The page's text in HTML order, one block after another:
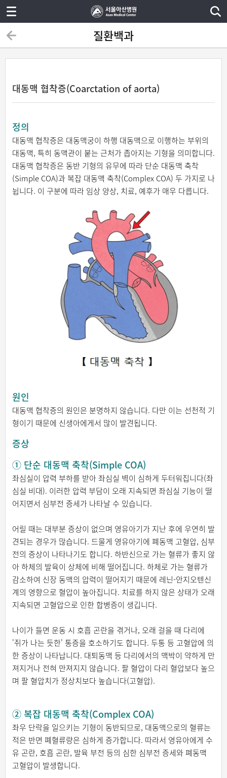
질환백과
대동맥 협착증(Coarctation of aorta)
정의
대동맥 협착증은 대동맥궁이 하행 대동맥으로 이행하는 부위의
대동맥, 특히 동맥관이 붙는 근처가 좁아지는 기형을 의미합니다.
대동맥 협착증은 동반 기형의 유무에 따라 단순 대동맥 축착
(Simple COA)과 복잡 대동맥 축착(Complex COA) 두 가지로 나
뉩니다. 이 구분에 따라 임상 양상, 치료, 예후가 매우 다릅니다.
원인
대동맥 협착증의 원인은 분명하지 않습니다. 다만 이는 선천적 기
형이기 때문에 신생아에게서 많이 발견됩니다.
증상
① 단순 대동맥 축착(Simple COA)
좌심실이 압력 부하를 받아 좌심실 벽이 심하게 두터워집니다(좌
심실 비대). 이러한 압력 부담이 오래 지속되면 좌심실 기능이 떨
어지면서 심부전 증세가 나타날 수 있습니다.
어릴 때는 대부분 증상이 없으며 영유아기가 지난 후에 우연히 발
견되는 경우가 많습니다. 드물게 영유아기에 폐동맥 고혈압, 심부
전의 증상이 나타나기도 합니다. 하반신으로 가는 혈류가 좋지 않
아 하체의 발육이 상체에 비해 떨어집니다. 하체로 가는 혈류가
감소하여 신장 동맥의 압력이 떨어지기 때문에 레닌-안지오텐신
계의 영향으로 혈압이 높아집니다. 치료를 하지 않은 상태가 오래
지속되면 고혈압으로 인한 합병증이 생깁니다.
나이가 들면 운동 시 호흡 곤란을 겪거나, 오래 걸을 때 다리에
'쥐가 나는 듯한' 통증을 호소하기도 합니다. 두통 등 고혈압에 의
한 증상이 나타납니다. 대퇴동맥 등 다리에서의 맥박이 약하게 만
져지거나 전혀 만져지지 않습니다. 팔 혈압이 다리 혈압보다 높으
며 팔 혈압치가 정상치보다 높습니다(고혈압).
② 복잡 대동맥 축착(Complex COA)
좌우 단락을 일으키는 기형이 동반되므로, 대동맥으로의 혈류는
적은 반면 폐혈류량은 심하게 증가합니다. 따라서 영유아에게 수
유 곤란, 호흡 곤란, 발육 부전 등의 심한 심부전 증세와 폐동맥
고혈압이 발생합니다.